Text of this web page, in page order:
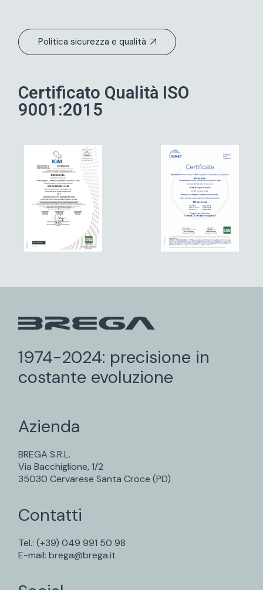
Politica sicurezza e qualità
Certificato Qualità ISO
9001:2015
1974-2024: precisione in
costante evoluzione
Azienda
BREGA S.R.L.
Via Bacchiglione, 1/2
35030 Cervarese Santa Croce (PD)
Contatti
Tel.:(+39) 049 991 50 98
E-mail:brega@brega.it